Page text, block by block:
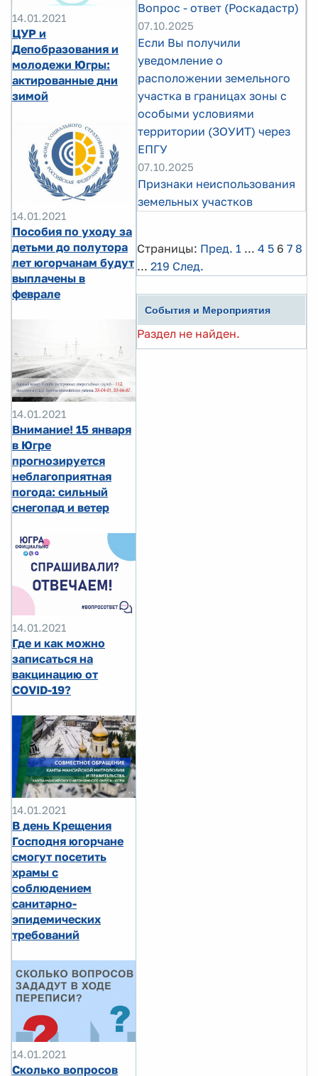
14.01.2021
ЦУР и
Депобразования и
молодежи Югры:
актированные дни
зимой
14.01.2021
Пособия по уходу за
детьми до полутора
лет югорчанам будут
выплачены в
феврале
14.01.2021
Внимание! 15 января
в Югре
прогнозируется
неблагоприятная
погода: сильный
снегопад и ветер
14.01.2021
Где и как можно
записаться на
вакцинацию от
COVID-19?
14.01.2021
В день Крещения
Господня югорчане
смогут посетить
храмы с
соблюдением
санитарно-
эпидемических
требований
14.01.2021
Сколько вопросов
Вопрос - ответ (Роскадастр)
07.10.2025
Если Вы получили
уведомление о
расположении земельного
участка в границах зоны с
особыми условиями
территории (ЗОУИТ) через
ЕПГУ
07.10.2025
Признаки неиспользования
земельных участков
Страницы: Пред. 1 ... 4 5 6 7 8
... 219 След.
События и Мероприятия
Раздел не найден.